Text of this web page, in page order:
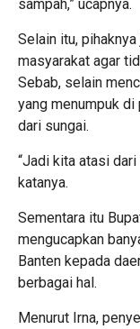
sampah,” ucapnya.
Selain itu,
masyarakat agar
Sebab, selain
yang menumpuk di
dari sungai.
“Jadi kita atasi dari
katanya.
Sementara itu
mengucapkan
Banten kepada
berbagai hal.
Menurut Irna,